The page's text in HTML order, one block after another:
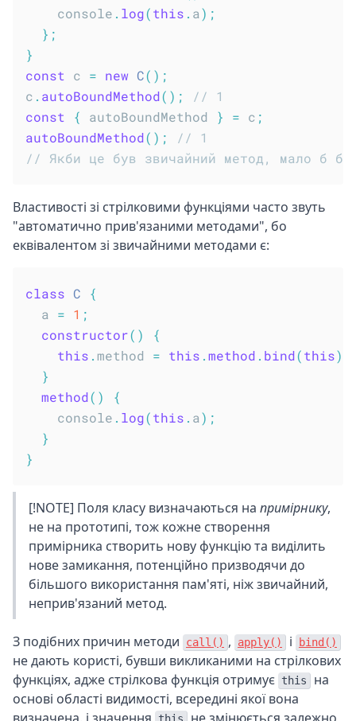
    console
. log(this . a) ;
} ;
}
const c = new C( ) ;
c . autoBoundMethod( ) ;
// 1
const
{ autoBoundMethod } = c ;
autoBoundMethod( ) ;
// 1
// Якби це був звичайний метод, мало б
Властивості зі стрілковими функціями часто звуть
"автоматично прив'язаними методами", бо
еквівалентом зі звичайними методами є:
class C
{
  a
= 1 ;
constructor( )
{
this .method = this .method . bind(this)
}
method( )
{
    console
. log(this . a) ;
}
}
[!NOTE] Поля класу визначаються на примірнику,
не на прототипі, тож кожне створення
примірника створить нову функцію та виділить
нове замикання, потенційно призводячи до
більшого використання пам'яті, ніж звичайний,
неприв'язаний метод.
З подібних причин методи call() , apply() і bind()
не дають користі, бувши викликаними на стрілкових
функціях, адже стрілкова функція отримує this
на
основі області видимості, всередині якої вона